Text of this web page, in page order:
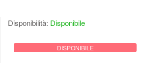
Disponibilità: Disponibile
DISPONIBILE